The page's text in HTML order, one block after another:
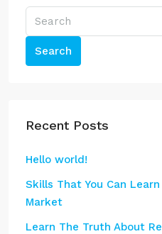
Search
Recent Posts
Hello world!
Skills That You Can
Market
Learn The Truth About